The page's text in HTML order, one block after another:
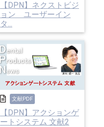
【DPN】ネクストビジ
ョン ユーザーイン
タ...
文献PDF
【DPN】アクションゲ
ートシステム 文献2